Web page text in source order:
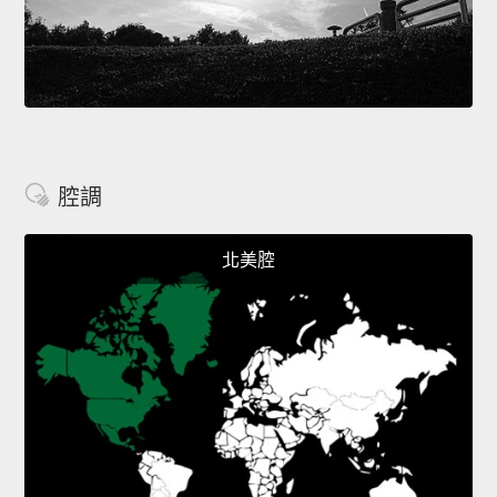
腔調
北美腔